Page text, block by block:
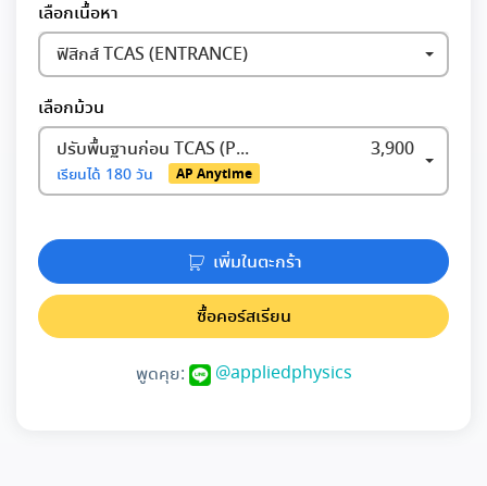
เลือกเนื้อหา
ฟิสิกส์ TCAS (ENTRANCE)
เลือกม้วน
ปรับพื้นฐานก่อน TCAS (PRE- ENTRANCE)
เรียนได้ 180 วัน AP Anytime
3,900
เพิ่มในตะกร้า
ซื้อคอร์สเรียน
พูดคุย: @appliedphysics